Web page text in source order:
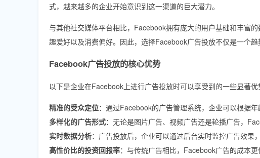
式，越来越多的企业开始意识到这一渠道的巨大潜力。
与其他社交媒体平台相比，Facebook拥有庞大的用户基础和丰富
趣爱好以及消费偏好。因此，选择Facebook广告投放不仅是一个趋
Facebook广告投放的核心优势
以下是企业在Facebook上进行广告投放时可以享受到的一些显著优
精准的受众定位：通过Facebook的广告管理系统，企业可以根据
多样化的广告形式：无论是图片广告、视频广告还是轮播广告，
实时数据分析：广告投放后，企业可以通过后台实时监控广告效果
高性价比的投资回报率：与传统广告相比，Facebook广告的成本